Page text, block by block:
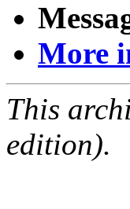
More
This
edition).